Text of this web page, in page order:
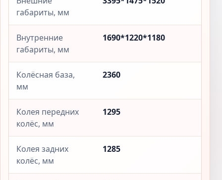
габариты, мм
Внутренние
габариты, мм
1690*1220*1180
Колёсная база,
мм
2360
Колея передних
колёс, мм
1295
Колея задних
колёс, мм
1285